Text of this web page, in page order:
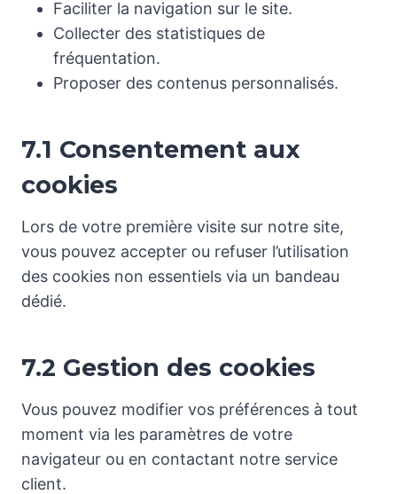
Faciliter la navigation sur le site.
Collecter des statistiques de
fréquentation.
Proposer des contenus personnalisés.
7.1 Consentement aux
cookies
Lors de votre première visite sur notre site,
vous pouvez accepter ou refuser l’utilisation
des cookies non essentiels via un bandeau
dédié.
7.2 Gestion des cookies
Vous pouvez modifier vos préférences à tout
moment via les paramètres de votre
navigateur ou en contactant notre service
client.